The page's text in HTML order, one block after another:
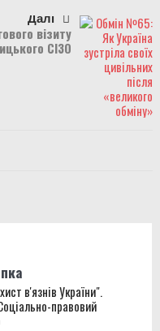
Далі
візиту
СІЗО
в'язнів України".
правовий